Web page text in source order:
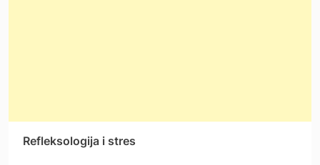
Refleksologija i stres